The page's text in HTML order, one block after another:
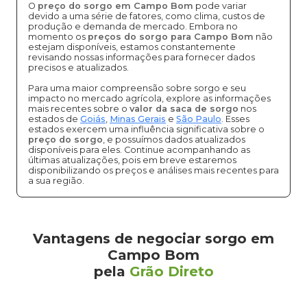
O preço do sorgo em Campo Bom pode variar
devido a uma série de fatores, como clima, custos de
produção e demanda de mercado. Embora no
momento os preços do sorgo para Campo Bom não
estejam disponíveis, estamos constantemente
revisando nossas informações para fornecer dados
precisos e atualizados.
Para uma maior compreensão sobre sorgo e seu
impacto no mercado agrícola, explore as informações
mais recentes sobre o valor da saca de sorgo nos
estados de Goiás, Minas Gerais e São Paulo. Esses
estados exercem uma influência significativa sobre o
preço do sorgo, e possuímos dados atualizados
disponíveis para eles. Continue acompanhando as
últimas atualizações, pois em breve estaremos
disponibilizando os preços e análises mais recentes para
a sua região.
Vantagens de negociar sorgo em
Campo Bom
pela Grão Direto